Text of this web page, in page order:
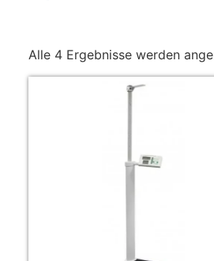
Alle 4 Ergebnisse werden